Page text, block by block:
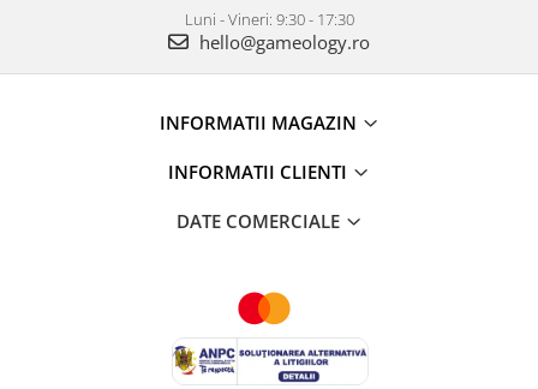
Luni - Vineri: 9:30 - 17:30
hello@gameology.ro
INFORMATII MAGAZIN
INFORMATII CLIENTI
DATE COMERCIALE